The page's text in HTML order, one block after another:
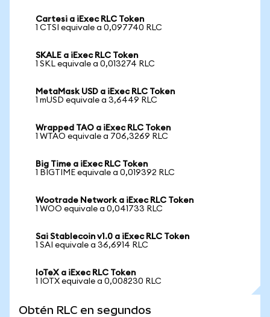
Cartesi a iExec RLC Token
1 CTSI equivale a 0,097740 RLC
SKALE a iExec RLC Token
1 SKL equivale a 0,013274 RLC
MetaMask USD a iExec RLC Token
1 mUSD equivale a 3,6449 RLC
Wrapped TAO a iExec RLC Token
1 WTAO equivale a 706,3269 RLC
Big Time a iExec RLC Token
1 BIGTIME equivale a 0,019392 RLC
Wootrade Network a iExec RLC Token
1 WOO equivale a 0,041733 RLC
Sai Stablecoin v1.0 a iExec RLC Token
1 SAI equivale a 36,6914 RLC
IoTeX a iExec RLC Token
1 IOTX equivale a 0,008230 RLC
Obtén RLC en segundos